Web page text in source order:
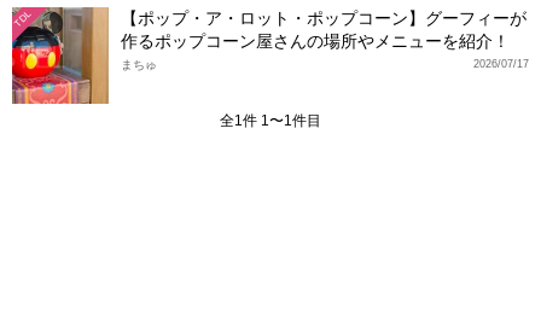
TDL
【ポップ・ア・ロット・ポップコーン】グーフィーが
作るポップコーン屋さんの場所やメニューを紹介！
2026/07/17
まちゅ
全1件 1〜1件目